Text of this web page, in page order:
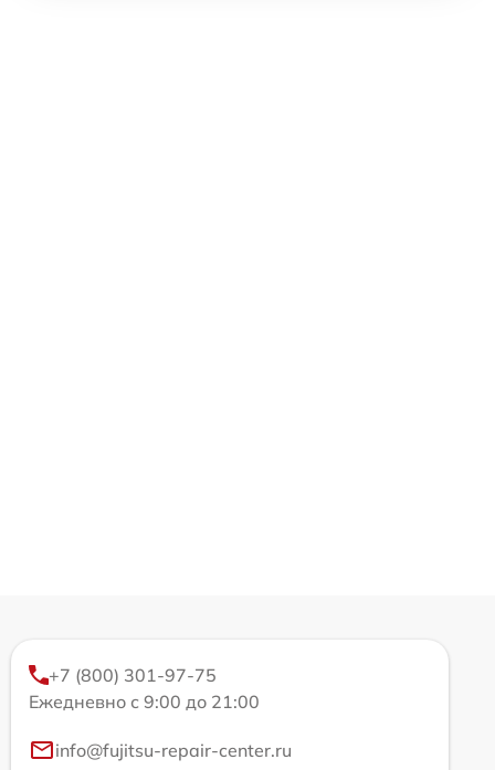
+7 (800) 301-97-75
Ежедневно с 9:00 до 21:00
info@fujitsu-repair-center.ru